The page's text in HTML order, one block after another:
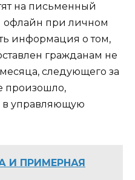
на письменный
офлайн при личном
информация о том,
гражданам не
следующего за
произошло,
в управляющую
И ПРИМЕРНАЯ